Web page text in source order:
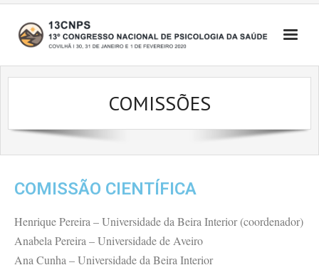
COMISSÕES
COMISSÃO CIENTÍFICA
Henrique Pereira – Universidade da Beira Interior (coordenador)
Anabela Pereira – Universidade de Aveiro
Ana Cunha – Universidade da Beira Interior